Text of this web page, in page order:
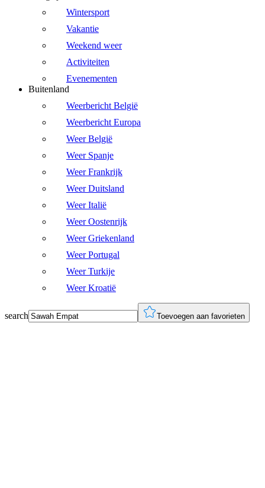
Wintersport
Vakantie
Weekend weer
Activiteiten
Evenementen
Buitenland
Weerbericht België
Weerbericht Europa
Weer België
Weer Spanje
Weer Frankrijk
Weer Duitsland
Weer Italië
Weer Oostenrijk
Weer Griekenland
Weer Portugal
Weer Turkije
Weer Kroatië
search Toevoegen aan favorieten